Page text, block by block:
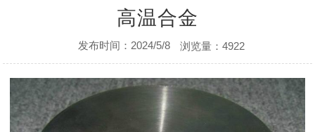
高温合金
发布时间：2024/5/8 浏览量：4922